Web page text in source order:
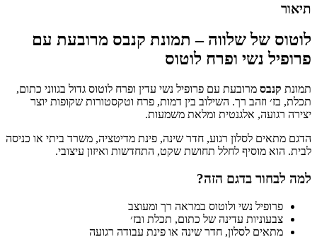
תיאור
לוטוס של שלווה – תמונת קנבס מרובעת עם
פרופיל נשי ופרח לוטוס
תמונת קנבס מרובעת עם פרופיל נשי עדין ופרח לוטוס גדול בגווני כתום,
תכלת, בז׳ וזהב רך. השילוב בין דמות, פרח וטקסטורות שקופות יוצר
יצירה רגועה, אלגנטית ומלאת משמעות.
הדגם מתאים לסלון רגוע, חדר שינה, פינת מדיטציה, משרד ביתי או כניסה
לבית. הוא מוסיף לחלל תחושת שקט, התחדשות ואיזון עיצובי.
למה לבחור בדגם הזה?
פרופיל נשי ולוטוס במראה רך ומעוצב
צבעוניות עדינה של כתום, תכלת ובז׳
מתאים לסלון, חדר שינה או פינת עבודה רגועה